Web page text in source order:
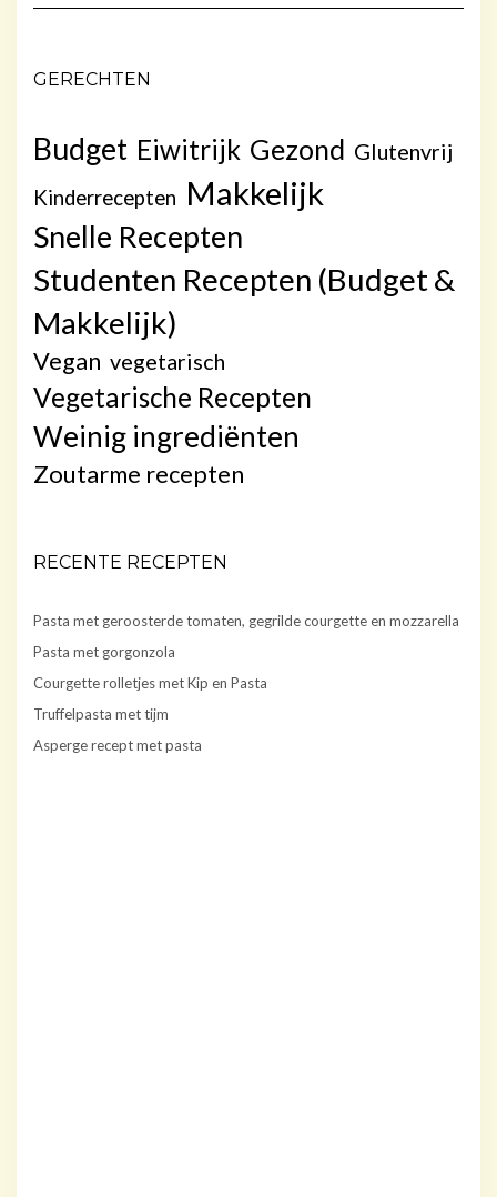
GERECHTEN
Budget Eiwitrijk Gezond Glutenvrij
Kinderrecepten Makkelijk
Snelle Recepten
Studenten Recepten (Budget &
Makkelijk)
Vegan vegetarisch
Vegetarische Recepten
Weinig ingrediënten
Zoutarme recepten
RECENTE RECEPTEN
Pasta met geroosterde tomaten, gegrilde courgette en mozzarella
Pasta met gorgonzola
Courgette rolletjes met Kip en Pasta
Truffelpasta met tijm
Asperge recept met pasta